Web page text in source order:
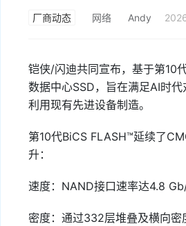
厂商动态 网络 Andy
铠侠/闪迪共同宣布，基于第10
数据中心SSD，旨在满足AI时
利用现有先进设备制造。
第10代BiCS FLASH™延续了
升：
速度：NAND接口速率达4.8
密度：通过332层堆叠及横向